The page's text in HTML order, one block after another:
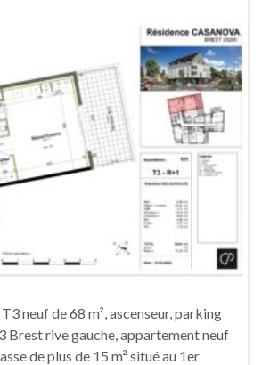
neuf de 68 m², ascenseur, parking
Brest rive gauche, appartement neuf
de plus de 15 m² situé au 1er